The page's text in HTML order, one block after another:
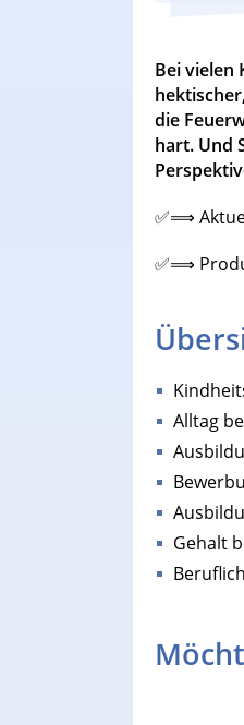
Bei vielen
die
hart. Und
✅⟹
✅⟹
Alltag
Gehalt